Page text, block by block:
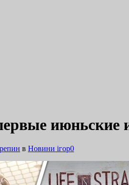
июньские
в Новини ігор0